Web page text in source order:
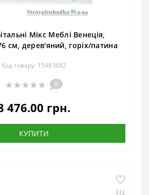
Мікс Меблі Венеція,
см, дерев'яний, горіх/патина
Код товару: 15983682
0
476.00 грн.
КУПИТИ